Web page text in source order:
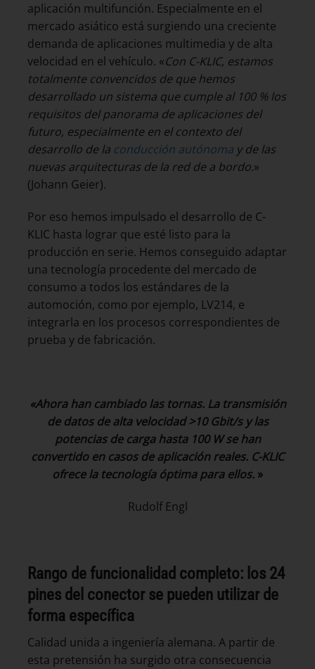
aplicación multifunción. Especialmente en el
mercado asiático está surgiendo una creciente
demanda de aplicaciones multimedia y de alta
velocidad en el vehículo. «Con C-KLIC, estamos
totalmente convencidos de que hemos
desarrollado un sistema que cumple al 100 % los
requisitos del panorama de aplicaciones del
futuro, especialmente en el contexto del
desarrollo de la conducción autónoma y de las
nuevas arquitecturas de la red de a bordo.»
(Johann Geier).
Por eso hemos impulsado el desarrollo de C-
KLIC hasta lograr que esté listo para la
producción en serie. Hemos conseguido adaptar
una tecnología procedente del mercado de
consumo a todos los estándares de la
automoción, como por ejemplo, LV214, e
integrarla en los procesos correspondientes de
prueba y de fabricación.
«Ahora han cambiado las tornas. La transmisión
de datos de alta velocidad >10 Gbit/s y las
potencias de carga hasta 100 W se han
convertido en casos de aplicación reales. C-KLIC
ofrece la tecnología óptima para ellos. »
Rudolf Engl
Rango de funcionalidad completo: los 24
pines del conector se pueden utilizar de
forma específica
Calidad unida a ingeniería alemana. A partir de
esta pretensión ha surgido otra consecuencia